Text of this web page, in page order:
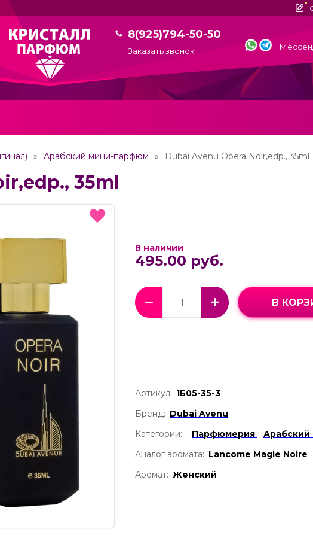
8(925)794-50-50
Заказать звонок
Арабский мини-парфюм Dubai Avenu Opera Noir,edp., 35ml
35ml
В наличии
495.00 руб.
В
Артикул: 1Б05-35-3
Бренд: Dubai Avenu
Категории:
Парфюмерия
Аналог аромата: Lancome Magie Noire
Аромат: Женский